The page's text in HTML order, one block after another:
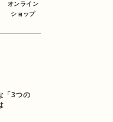
オンライン
ショップ
「3つの